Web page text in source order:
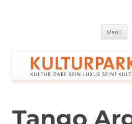
Menü
Tango